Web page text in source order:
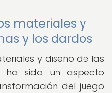
materiales y
y los dardos
y diseño de las
ha sido un aspecto
del juego